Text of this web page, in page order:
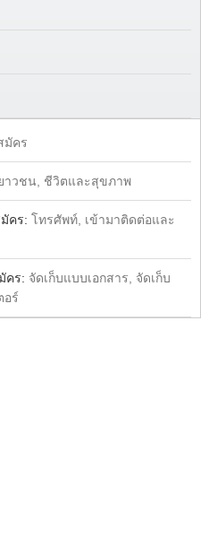
มัคร
ยาวชน, ชีวิตและสุขภาพ
คร: โทรศัพท์, เข้ามาติดต่อและ
คร: จัดเก็บแบบเอกสาร, จัดเก็บ
อร์